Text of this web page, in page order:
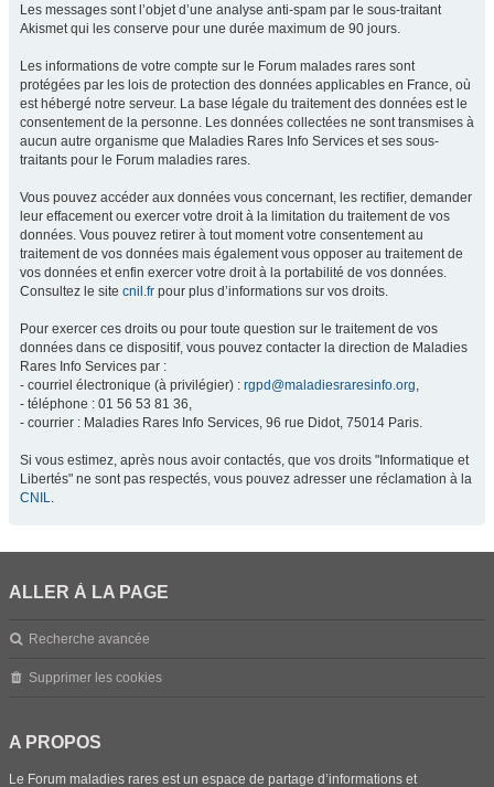
Les messages sont l’objet d’une analyse anti-spam par le sous-traitant
Akismet qui les conserve pour une durée maximum de 90 jours.
Les informations de votre compte sur le Forum malades rares sont
protégées par les lois de protection des données applicables en France, où
est hébergé notre serveur. La base légale du traitement des données est le
consentement de la personne. Les données collectées ne sont transmises à
aucun autre organisme que Maladies Rares Info Services et ses sous-
traitants pour le Forum maladies rares.
Vous pouvez accéder aux données vous concernant, les rectifier, demander
leur effacement ou exercer votre droit à la limitation du traitement de vos
données. Vous pouvez retirer à tout moment votre consentement au
traitement de vos données mais également vous opposer au traitement de
vos données et enfin exercer votre droit à la portabilité de vos données.
Consultez le site cnil.fr pour plus d’informations sur vos droits.
Pour exercer ces droits ou pour toute question sur le traitement de vos
données dans ce dispositif, vous pouvez contacter la direction de Maladies
Rares Info Services par :
- courriel électronique (à privilégier) : rgpd@maladiesraresinfo.org,
- téléphone : 01 56 53 81 36,
- courrier : Maladies Rares Info Services, 96 rue Didot, 75014 Paris.
Si vous estimez, après nous avoir contactés, que vos droits "Informatique et
Libertés" ne sont pas respectés, vous pouvez adresser une réclamation à la
CNIL.
ALLER À LA PAGE
Recherche avancée
Supprimer les cookies
A PROPOS
Le Forum maladies rares est un espace de partage d’informations et